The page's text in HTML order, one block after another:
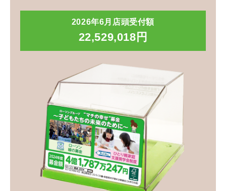
2026年6月店頭受付額
22,529,018円